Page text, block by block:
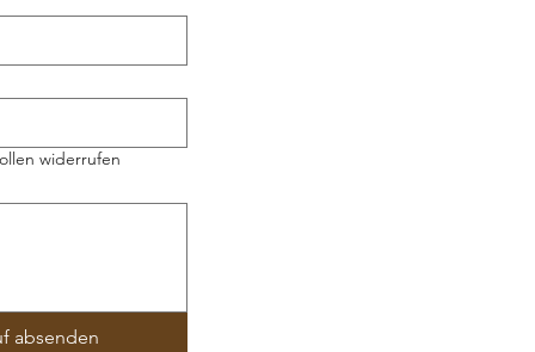
widerrufen
absenden